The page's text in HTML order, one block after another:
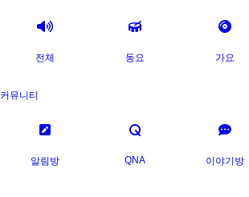
전체 동요 가요
커뮤니티
알림방 QNA 이야기방